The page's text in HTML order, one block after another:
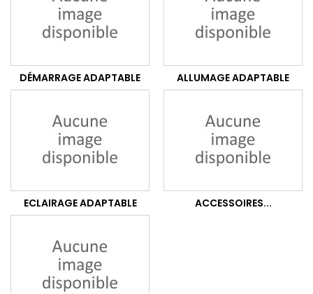
DÉMARRAGE ADAPTABLE ALLUMAGE ADAPTABLE
ECLAIRAGE ADAPTABLE ACCESSOIRES...